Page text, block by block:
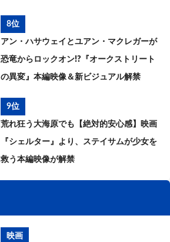
8位
アン・ハサウェイとユアン・マクレガーが
恐竜からロックオン!?『オークストリート
の異変』本編映像＆新ビジュアル解禁
9位
荒れ狂う大海原でも【絶対的安心感】映画
『シェルター』より、ステイサムが少女を
救う本編映像が解禁
映画